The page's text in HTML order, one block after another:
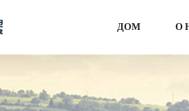
ДОМ О